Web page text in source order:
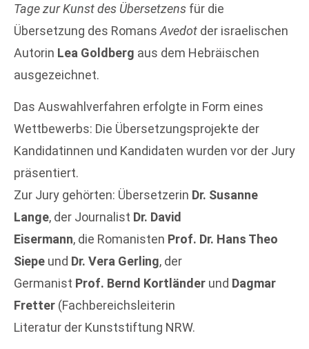
Tage zur Kunst des Übersetzens für die
Übersetzung des Romans Avedot der israelischen
Autorin Lea Goldberg aus dem Hebräischen
ausgezeichnet.
Das Auswahlverfahren erfolgte in Form eines
Wettbewerbs: Die Übersetzungsprojekte der
Kandidatinnen und Kandidaten wurden vor der Jury
präsentiert.
Zur Jury gehörten: Übersetzerin Dr. Susanne
Lange, der Journalist Dr. David
Eisermann, die Romanisten Prof. Dr. Hans Theo
Siepe und Dr. Vera Gerling, der
Germanist Prof. Bernd Kortländer und Dagmar
Fretter (Fachbereichsleiterin
Literatur der Kunststiftung NRW.